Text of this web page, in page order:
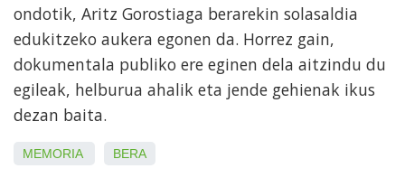
ondotik, Aritz Gorostiaga berarekin solasaldia
edukitzeko aukera egonen da. Horrez gain,
dokumentala publiko ere eginen dela aitzindu du
egileak, helburua ahalik eta jende gehienak ikus
dezan baita.
MEMORIA BERA